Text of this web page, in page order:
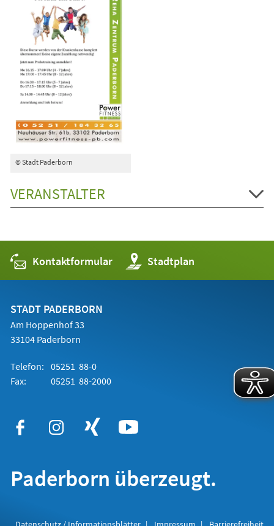
© Stadt Paderborn
VERANSTALTER
Kontaktformular Stadtplan
(Öffnet
in
einem
STADT PADERBORN
Am Hoppenhof 33
33104 Paderborn
Telefon: 05251 88-0
Fax:
05251 88-2000
Paderborn überzeugt.